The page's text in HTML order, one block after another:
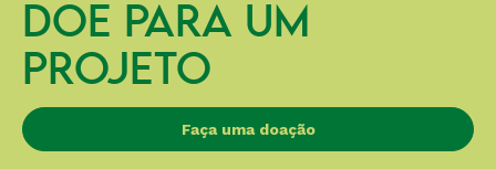
DOE PARA UM
PROJETO
Faça uma doação